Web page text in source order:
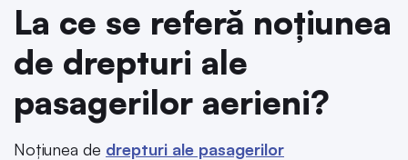
La ce se referă noțiunea
de drepturi ale
pasagerilor aerieni?
Noțiunea de drepturi ale pasagerilor